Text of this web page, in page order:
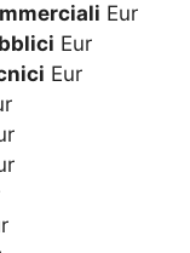
Eur
Eur
Eur